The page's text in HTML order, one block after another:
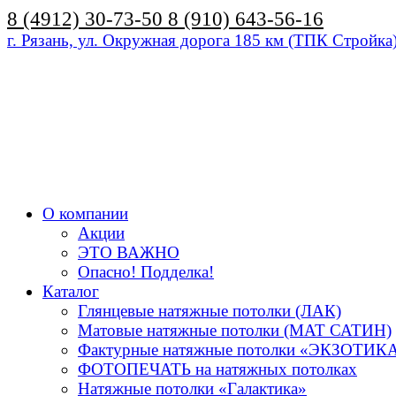
8 (4912) 30-73-50 8 (910) 643-56-16
г. Рязань, ул. Окружная дорога 185 км (ТПК
О компании
Акции
ЭТО ВАЖНО
Опасно! Подделка!
Каталог
Глянцевые натяжные потолки (ЛАК)
Матовые натяжные потолки (МАТ САТИН)
Фактурные натяжные потолки
ФОТОПЕЧАТЬ на натяжных потолках
Натяжные потолки «Галактика»